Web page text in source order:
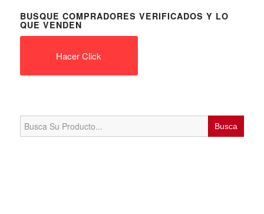
BUSQUE COMPRADORES VERIFICADOS Y LO
QUE VENDEN
Hacer Click
Search
for: